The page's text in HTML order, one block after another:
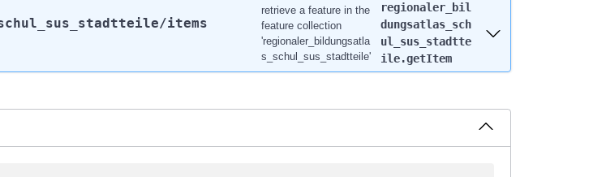
/items
retrieve a feature in the
feature collection
'regionaler_bildungsatla
s_schul_sus_stadtteile'
regionaler_bil
dungsatlas_sch
ul_sus_stadtte
ile.getItem